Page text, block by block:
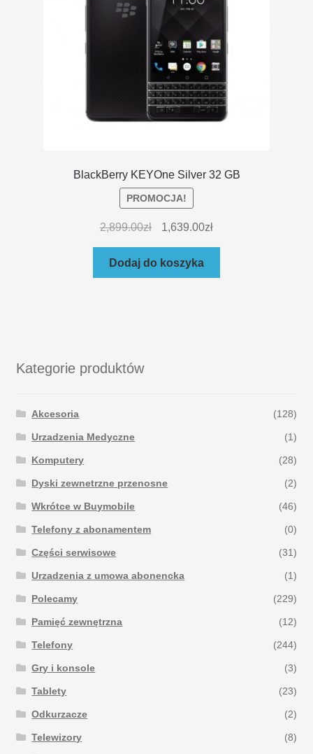
BlackBerry KEYOne Silver 32 GB
PROMOCJA!
2,899.00zł 1,639.00zł
Dodaj do koszyka
Kategorie produktów
Akcesoria (128)
Urzadzenia Medyczne (1)
Komputery (28)
Dyski zewnetrzne przenosne (2)
Wkrótce w Buymobile (46)
Telefony z abonamentem (0)
Części serwisowe (31)
Urzadzenia z umowa abonencka (1)
Polecamy (229)
Pamięć zewnętrzna (12)
Telefony (244)
Gry i konsole (3)
Tablety (23)
Odkurzacze (2)
Telewizory (8)